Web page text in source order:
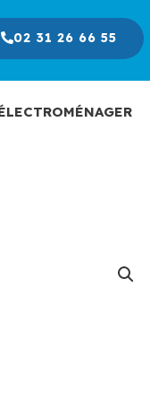
02 31 26 66 55